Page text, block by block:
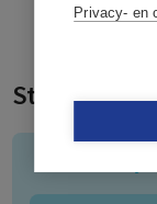
Privacy- en
Statistieken